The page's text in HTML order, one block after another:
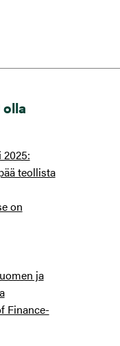
teollista
on
ja
Finance-